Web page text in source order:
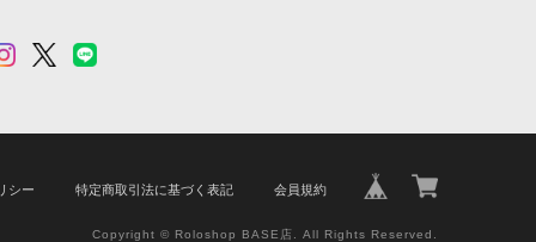
シー 特定商取引法に基づく表記 会員規約
Copyright © Roloshop BASE店. All Rights Reserved.